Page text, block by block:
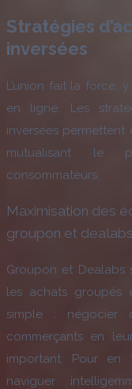
Stratégies
inversées
L’union fait la force,
en ligne. Les
inversées
mutualisant le
consommateurs.
Maximisation des
groupon et dealabs
Groupon et Dealabs
les achats groupés
simple : négocier
commerçants en
important. Pour
naviguer